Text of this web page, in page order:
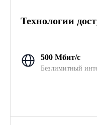
Технологии
500 Мбит/с
Безлимитный